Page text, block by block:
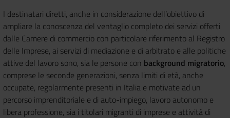
I destinatari diretti, anche in considerazione dell’obiettivo di
ampliare la conoscenza del ventaglio completo dei servizi offerti
dalle Camere di commercio con particolare riferimento al Registro
delle Imprese, ai servizi di mediazione e di arbitrato e alle politiche
attive del lavoro sono, sia le persone con background migratorio,
comprese le seconde generazioni, senza limiti di età, anche
occupate, regolarmente presenti in Italia e motivate ad un
percorso imprenditoriale e di auto-impiego, lavoro autonomo e
libera professione, sia i titolari migranti di imprese e attività di